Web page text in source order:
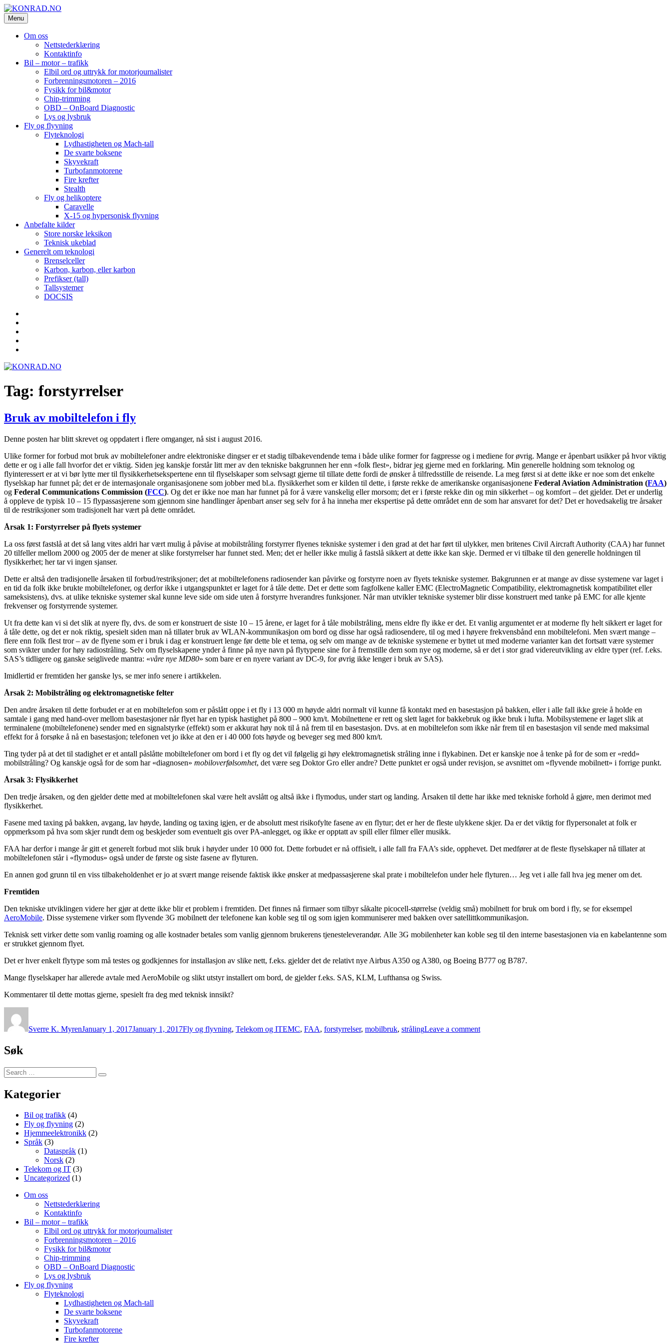
Skip
to
content
KONRAD.NO
konrad-web – konrad-blogg – Konrad AS
Menu
Om oss
Nettstederklæring
Kontaktinfo
Bil – motor – trafikk
Elbil ord og uttrykk for motorjournalister
Forbrenningsmotoren – 2016
Fysikk for bil&motor
Chip-trimming
OBD – OnBoard Diagnostic
Lys og lysbruk
Fly og flyvning
Flyteknologi
Lydhastigheten og Mach-tall
De svarte boksene
Skyvekraft
Turbofanmotorene
Fire krefter
Stealth
Fly og helikoptere
Caravelle
X-15 og hypersonisk flyvning
Anbefalte kilder
Store norske leksikon
Teknisk ukeblad
Generelt om teknologi
Brenselceller
Karbon, karbon, eller karbon
Prefikser (tall)
Tallsystemer
DOCSIS
Tag: forstyrrelser
Bruk av mobiltelefon i fly
Denne posten har blitt skrevet og oppdatert i flere omganger, nå sist i august 2016.
Ulike former for forbud mot bruk av mobiltelefoner andre elektroniske dingser er et stadig tilbakevendende tema i både ulike former for fagpresse og i mediene for øvrig. Mange er åpenbart usikker på hvor viktig
dette er og i alle fall hvorfor det er viktig. Siden jeg kanskje forstår litt mer av den tekniske bakgrunnen her enn «folk flest», bidrar jeg gjerne med en forklaring. Min generelle holdning som teknolog og
flyinteressert er at vi bør lytte mer til flysikkerhetsekspertene enn til flyselskaper som selvsagt gjerne til tillate dette fordi de ønsker å tilfredsstille de reisende. La meg først si at dette ikke er noe som det enkelte
flyselskap har funnet på; det er de internasjonale organisasjonene som jobber med bl.a. flysikkerhet som er kilden til dette, i første rekke de amerikanske organisasjonene Federal Aviation Administration (FAA)
og Federal Communications Commission (FCC). Og det er ikke noe man har funnet på for å være vanskelig eller morsom; det er i første rekke din og min sikkerhet – og komfort – det gjelder. Det er underlig
å oppleve de typisk 10 – 15 flypassasjerene som gjennom sine handlinger åpenbart anser seg selv for å ha inneha mer ekspertise på dette området enn de som har ansvaret for det? Det er hovedsakelig tre årsaker
til de restriksjoner som tradisjonelt har vært på dette området.
Årsak 1: Forstyrrelser på flyets systemer
La oss først fastslå at det så lang vites aldri har vært mulig å påvise at mobilstråling forstyrrer flyenes tekniske systemer i den grad at det har ført til ulykker, men britenes Civil Aircraft Authority (CAA) har funnet
20 tilfeller mellom 2000 og 2005 der de mener at slike forstyrrelser har funnet sted. Men; det er heller ikke mulig å fastslå sikkert at dette ikke kan skje. Dermed er vi tilbake til den generelle holdningen til
flysikkerhet; her tar vi ingen sjanser.
Dette er altså den tradisjonelle årsaken til forbud/restriksjoner; det at mobiltelefonens radiosender kan påvirke og forstyrre noen av flyets tekniske systemer. Bakgrunnen er at mange av disse systemene var laget i
en tid da folk ikke brukte mobiltelefoner, og derfor ikke i utgangspunktet er laget for å tåle dette. Det er dette som fagfolkene kaller EMC (ElectroMagnetic Compatibility, elektromagnetisk kompatibilitet eller
sameksistens), dvs. at ulike tekniske systemer skal kunne leve side om side uten å forstyrre hverandres funksjoner. Når man utvikler tekniske systemer blir disse konstruert med tanke på EMC for alle kjente
frekvenser og forstyrrende systemer.
Ut fra dette kan vi si det slik at nyere fly, dvs. de som er konstruert de siste 10 – 15 årene, er laget for å tåle mobilstråling, mens eldre fly ikke er det. Et vanlig argumentet er at moderne fly helt sikkert er laget for
å tåle dette, og det er nok riktig, spesielt siden man nå tillater bruk av WLAN-kommunikasjon om bord og disse har også radiosendere, til og med i høyere frekvensbånd enn mobiltelefoni. Men svært mange –
flere enn folk flest tror – av de flyene som er i bruk i dag er konstruert lenge før dette ble et tema, og selv om mange av de tekniske systemene er byttet ut med moderne varianter kan det fortsatt være systemer
som svikter under for høy radiostråling. Selv om flyselskapene ynder å finne på nye navn på flytypene sine for å fremstille dem som nye og moderne, så er det i stor grad videreutvikling av eldre typer (ref. f.eks.
SAS’s tidligere og ganske seiglivede mantra: «våre nye MD80» som bare er en nyere variant av DC-9, for øvrig ikke lenger i bruk av SAS).
Imidlertid er fremtiden her ganske lys, se mer info senere i artikkelen.
Årsak 2: Mobilstråling og elektromagnetiske felter
Den andre årsaken til dette forbudet er at en mobiltelefon som er påslått oppe i et fly i 13 000 m høyde aldri normalt vil kunne få kontakt med en basestasjon på bakken, eller i alle fall ikke greie å holde en
samtale i gang med hand-over mellom basestasjoner når flyet har en typisk hastighet på 800 – 900 km/t. Mobilnettene er rett og slett laget for bakkebruk og ikke bruk i lufta. Mobilsystemene er laget slik at
terminalene (mobiltelefonene) sender med en signalstyrke (effekt) som er akkurat høy nok til å nå frem til en basestasjon. Dvs. at en mobiltelefon som ikke når frem til en basestasjon vil sende med maksimal
effekt for å forsøke å nå en basestasjon; telefonen vet jo ikke at den er i 40 000 fots høyde og beveger seg med 800 km/t.
Ting tyder på at det til stadighet er et antall påslåtte mobiltelefoner om bord i et fly og det vil følgelig gi høy elektromagnetisk stråling inne i flykabinen. Det er kanskje noe å tenke på for de som er «redd»
mobilstråling? Og kanskje også for de som har «diagnosen» mobiloverfølsomhet, det være seg Doktor Gro eller andre? Dette punktet er også under revisjon, se avsnittet om «flyvende mobilnett» i forrige punkt.
Årsak 3: Flysikkerhet
Den tredje årsaken, og den gjelder dette med at mobiltelefonen skal være helt avslått og altså ikke i flymodus, under start og landing. Årsaken til dette har ikke med tekniske forhold å gjøre, men derimot med
flysikkerhet.
Fasene med taxing på bakken, avgang, lav høyde, landing og taxing igjen, er de absolutt mest risikofylte fasene av en flytur; det er her de fleste ulykkene skjer. Da er det viktig for flypersonalet at folk er
oppmerksom på hva som skjer rundt dem og beskjeder som eventuelt gis over PA-anlegget, og ikke er opptatt av spill eller filmer eller musikk.
FAA har derfor i mange år gitt et generelt forbud mot slik bruk i høyder under 10 000 fot. Dette forbudet er nå offisielt, i alle fall fra FAA’s side, opphevet. Det medfører at de fleste flyselskaper nå tillater at
mobiltelefonen står i «flymodus» også under de første og siste fasene av flyturen.
En annen god grunn til en viss tilbakeholdenhet er jo at svært mange reisende faktisk ikke ønsker at medpassasjerene skal prate i mobiltelefon under hele flyturen… Jeg vet i alle fall hva jeg mener om det.
Fremtiden
Den tekniske utviklingen videre her gjør at dette ikke blir et problem i fremtiden. Det finnes nå firmaer som tilbyr såkalte picocell-størrelse (veldig små) mobilnett for bruk om bord i fly, se for eksempel
AeroMobile. Disse systemene virker som flyvende 3G mobilnett der telefonene kan koble seg til og som igjen kommuniserer med bakken over satellittkommunikasjon.
Teknisk sett virker dette som vanlig roaming og alle kostnader betales som vanlig gjennom brukerens tjenesteleverandør. Alle 3G mobilenheter kan koble seg til den interne basestasjonen via en kabelantenne som
er strukket gjennom flyet.
Det er hver enkelt flytype som må testes og godkjennes for installasjon av slike nett, f.eks. gjelder det de relativt nye Airbus A350 og A380, og Boeing B777 og B787.
Mange flyselskaper har allerede avtale med AeroMobile og slikt utstyr installert om bord, de gjelder f.eks. SAS, KLM, Lufthansa og Swiss.
Kommentarer til dette mottas gjerne, spesielt fra deg med teknisk innsikt?
Sverre K. MyrenJanuary 1, 2017January 1, 2017Fly og flyvning, Telekom og ITEMC, FAA, forstyrrelser, mobilbruk, strålingLeave a commentav
Søk
Search
for:
Search
Kategorier
Bil og trafikk (4)
Fly og flyvning (2)
Hjemmeelektronikk (2)
Språk (3)
Dataspråk (1)
Norsk (2)
Telekom og IT (3)
Uncategorized (1)
Om oss
Nettstederklæring
Kontaktinfo
Bil – motor – trafikk
Elbil ord og uttrykk for motorjournalister
Forbrenningsmotoren – 2016
Fysikk for bil&motor
Chip-trimming
OBD – OnBoard Diagnostic
Lys og lysbruk
Fly og flyvning
Flyteknologi
Lydhastigheten og Mach-tall
De svarte boksene
Skyvekraft
Turbofanmotorene
Fire krefter